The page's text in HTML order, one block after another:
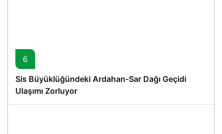
6
Sis Büyüklüğündeki Ardahan-Sar Dağı Geçidi
Ulaşımı Zorluyor